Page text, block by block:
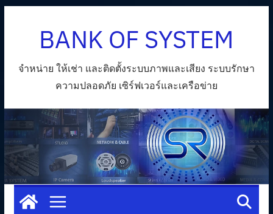
BANK OF SYSTEM
จำหน่าย ให้เช่า และติดตั้งระบบภาพและเสียง ระบบรักษา
ความปลอดภัย เซิร์ฟเวอร์และเครือข่าย